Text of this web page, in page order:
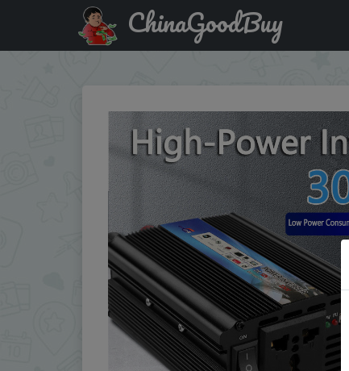
Придбати по знижці Pure Sine Wave Inverter 12v/
ChinaGoodBuy